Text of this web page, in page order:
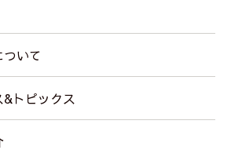
いて
&トピックス